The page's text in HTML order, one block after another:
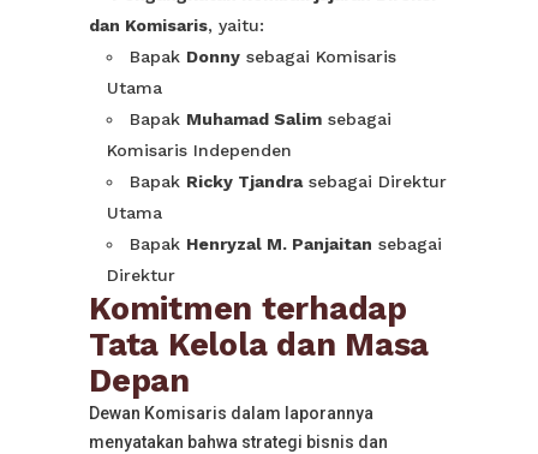
dan Komisaris, yaitu:
Bapak Donny sebagai Komisaris
Utama
Bapak Muhamad Salim sebagai
Komisaris Independen
Bapak Ricky Tjandrasebagai Direktur
Utama
Bapak Henryzal M. Panjaitan sebagai
Direktur
Komitmen terhadap
Tata Kelola dan Masa
Depan
Dewan Komisaris dalam laporannya
menyatakan bahwa strategi bisnis dan